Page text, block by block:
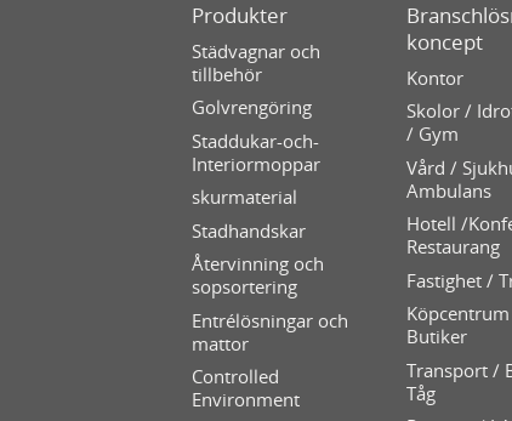
Produkter
Städvagnar och
tillbehör
Golvrengöring
Staddukar-och-
Interiormoppar
skurmaterial
Stadhandskar
Återvinning och
sopsortering
Entrélösningar och
mattor
Controlled
Environment
koncept
Kontor
Skolor /
/ Gym
Vård /
Ambulans
Hotell /
Restaurang
Fastighet /
Butiker
Transport /
Tåg